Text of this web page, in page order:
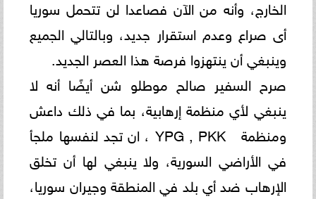
الخارج، وأنه من الآن فصاعدا لن تتحمل سوريا
أى صراع وعدم استقرار جديد، وبالتالي الجميع
وينبغي أن ينتهزوا ‏فرصة هذا العصر الجديد.‏
صرح السفير صالح موطلو شن أيضًا أنه لا
ينبغي لأي منظمة إرهابية، بما في ذلك داعش
ومنظمة ‏‎ ‎‏ ‏‎ YPG , PKK، ان تجد ‏لنفسها ملجأ
في الأراضي السورية، ولا ينبغي لها أن تخلق
الإرهاب ضد أي بلد في المنطقة وجيران سوريا،